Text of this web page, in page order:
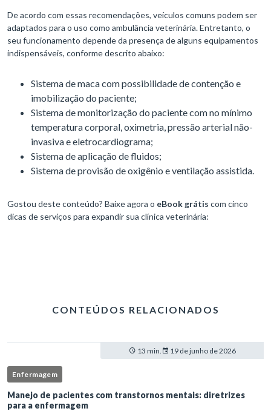
De acordo com essas recomendações, veículos comuns podem ser
adaptados para o uso como ambulância veterinária. Entretanto, o
seu funcionamento depende da presença de alguns equipamentos
indispensáveis, conforme descrito abaixo:
Sistema de maca com possibilidade de contenção e
imobilização do paciente;
Sistema de monitorização do paciente com no mínimo
temperatura corporal, oximetria, pressão arterial não-
invasiva e eletrocardiograma;
Sistema de aplicação de fluidos;
Sistema de provisão de oxigênio e ventilação assistida.
Gostou deste conteúdo? Baixe agora o eBook grátis com cinco
dicas de serviços para expandir sua clínica veterinária:
CONTEÚDOS RELACIONADOS
13 min. 19 de junho de 2026
Enfermagem
Manejo de pacientes com transtornos mentais: diretrizes
para a enfermagem